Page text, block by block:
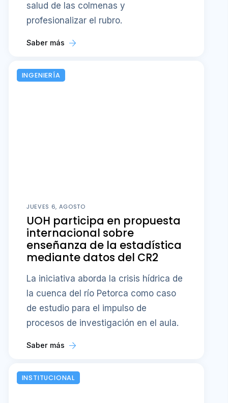
salud de las colmenas y
profesionalizar el rubro.
Saber más
INGENIERÍA
JUEVES 6, AGOSTO
UOH participa en propuesta
internacional sobre
enseñanza de la estadística
mediante datos del CR2
La iniciativa aborda la crisis hídrica de
la cuenca del río Petorca como caso
de estudio para el impulso de
procesos de investigación en el aula.
Saber más
INSTITUCIONAL